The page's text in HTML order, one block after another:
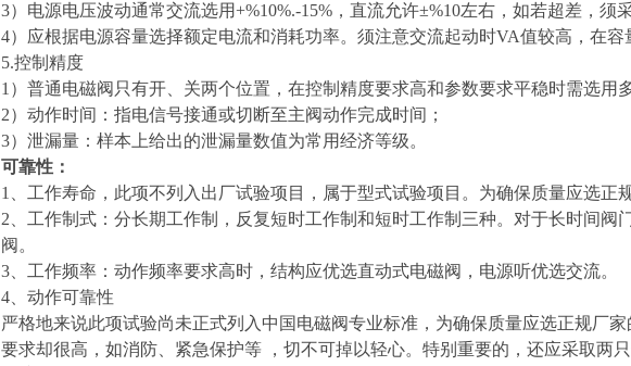
3）电源电压波动通常交流选用+%10%.-15%，直流允许±%10左右，如若超差，须
4）应根据电源容量选择额定电流和消耗功率。须注意交流起动时VA值较高，在容
5.控制精度
1）普通电磁阀只有开、关两个位置，在控制精度要求高和参数要求平稳时需选用
2）动作时间：指电信号接通或切断至主阀动作完成时间；
3）泄漏量：样本上给出的泄漏量数值为常用经济等级。
可靠性：
1、工作寿命，此项不列入出厂试验项目，属于型式试验项目。为确保质量应选正
2、工作制式：分长期工作制，反复短时工作制和短时工作制三种。对于长时间阀
阀。
3、工作频率：动作频率要求高时，结构应优选直动式电磁阀，电源听优选交流。
4、动作可靠性
严格地来说此项试验尚未正式列入中国电磁阀专业标准，为确保质量应选正规厂
要求却很高，如消防、紧急保护等 ，切不可掉以轻心。特别重要的，还应采取两只